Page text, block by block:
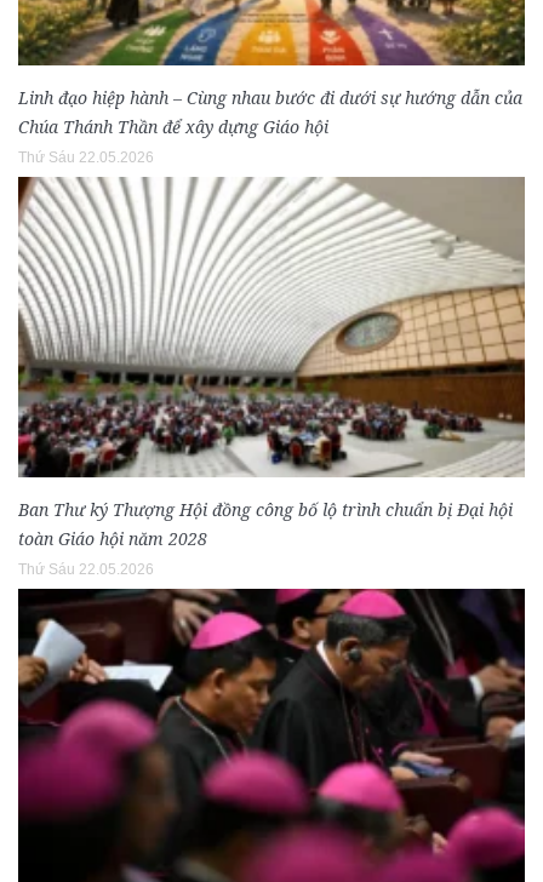
Linh đạo hiệp hành – Cùng nhau bước đi dưới sự hướng dẫn của
Chúa Thánh Thần để xây dựng Giáo hội
Thứ Sáu 22.05.2026
Ban Thư ký Thượng Hội đồng công bố lộ trình chuẩn bị Đại hội
toàn Giáo hội năm 2028
Thứ Sáu 22.05.2026